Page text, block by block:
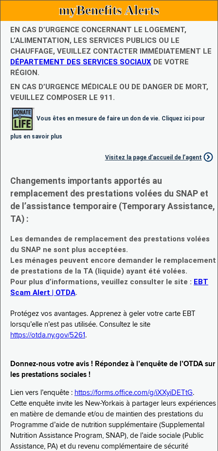
myBenefits Alerts
EN CAS D’URGENCE CONCERNANT LE LOGEMENT,
L’ALIMENTATION, LES SERVICES PUBLICS OU LE
CHAUFFAGE, VEUILLEZ CONTACTER IMMÉDIATEMENT LE
DÉPARTEMENT DES SERVICES SOCIAUX DE VOTRE
RÉGION.
EN CAS D’URGENCE MÉDICALE OU DE DANGER DE MORT,
VEUILLEZ COMPOSER LE 911.
Vous êtes en mesure de faire un don de vie. Cliquez ici pour
plus en savoir plus
Visitez la page d’accueil de l’agent
Changements importants apportés au
remplacement des prestations volées du SNAP et
de l’assistance temporaire (Temporary Assistance,
TA) :
Les demandes de remplacement des prestations volées
du SNAP ne sont plus acceptées.
Les ménages peuvent encore demander le remplacement
de prestations de la TA (liquide) ayant été volées.
Pour plus d’informations, veuillez consulter le site : EBT
Scam Alert | OTDA.
Protégez vos avantages. Apprenez à geler votre carte EBT
lorsqu’elle n’est pas utilisée. Consultez le site
https://otda.ny.gov/5261 .
Donnez-nous votre avis ! Répondez à l’enquête de l’OTDA sur
les prestations sociales !
Lien vers l’enquête : https://forms.office.com/g/iXXyiDETtG.
Cette enquête invite les New-Yorkais à partager leurs expériences
en matière de demande et/ou de maintien des prestations du
Programme d’aide de nutrition supplémentaire (Supplemental
Nutrition Assistance Program, SNAP), de l’aide sociale (Public
Assistance, PA) et du revenu complémentaire de sécurité